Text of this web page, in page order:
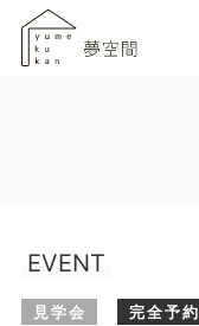
EVENT
見学会 完全予約